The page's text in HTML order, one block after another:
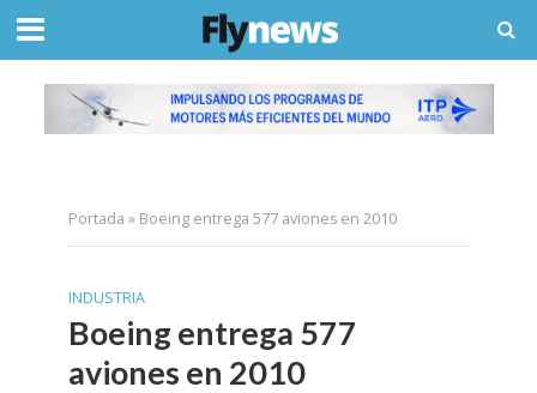
Portada » Boeing entrega 577 aviones en 2010
INDUSTRIA
Boeing entrega 577
aviones en 2010